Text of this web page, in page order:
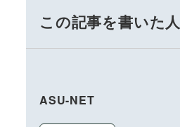
この記事を書いた人
ASU-NET